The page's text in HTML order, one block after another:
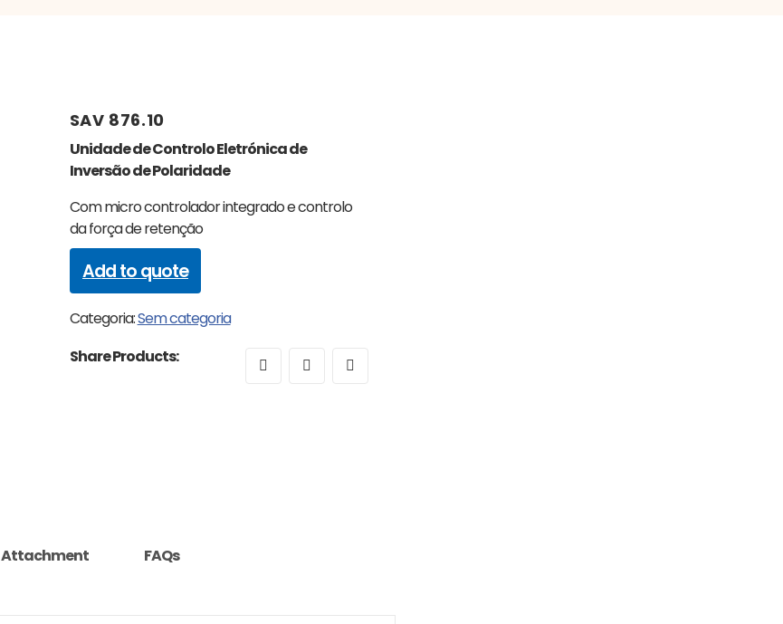
SAV 876.10
Unidade de Controlo Eletrónica de
Inversão de Polaridade
Com micro controlador integrado e controlo
da força de retenção
Add to quote
Categoria:Sem categoria
Share Products:
Attachment FAQs